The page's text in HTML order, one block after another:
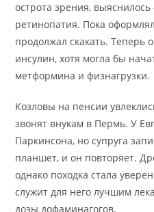
острота зрения,
ретинопатия. Пока
продолжал скакать. Теперь
инсулин, хотя могла бы
метформина и физнагрузки.
Козловы на пенсии
звонят внукам в Пермь. У
Паркинсона, но супруга
планшет, и он повторяет.
однако походка стала
служит для него лучшим
дозы дофаминагогов.